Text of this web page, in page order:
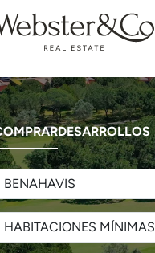
DESARROLLOS
BENAHAVIS
HABITACIONES MÍNIMAS